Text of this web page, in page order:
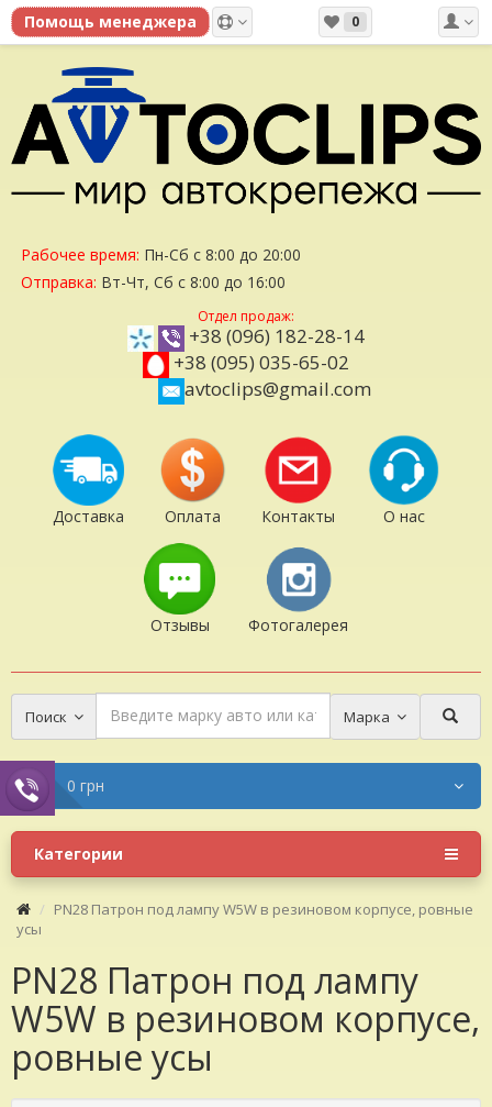
0
Рабочее время: Пн-Сб с 8:00 до 20:00
Отправка: Вт-Чт, Сб с 8:00 до 16:00
Отдел продаж:
+38 (096) 182-28-14
+38 (095) 035-65-02
avtoclips@gmail.com
Доставка Оплата Контакты О нас
Отзывы Фотогалерея
Поиск Марка
0 грн
Категории
PN28 Патрон под лампу W5W в резиновом корпусе, ровные
усы
PN28 Патрон под лампу
W5W в резиновом корпусе,
ровные усы